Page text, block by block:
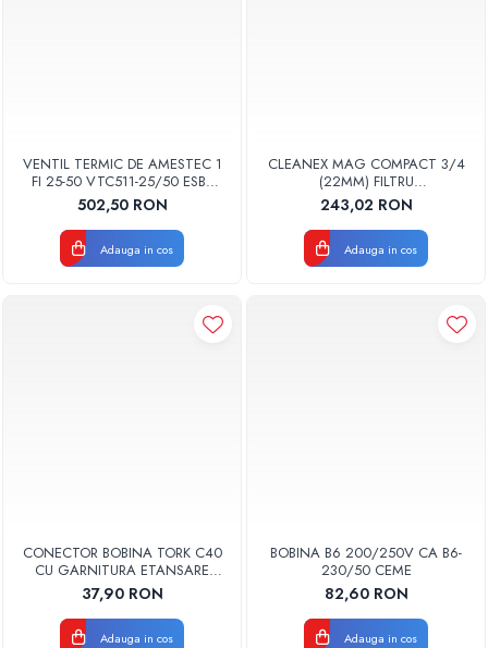
VENTIL TERMIC DE AMESTEC 1
FI 25-50 VTC511-25/50 ESBE
5102 0100
502,50 RON
Adauga in cos
CLEANEX MAG COMPACT 3/4
(22MM) FILTRU
ANTIMAGNETITA COMPACT
PENTRU INSTALTIA TERMICA
LBXMCOM022
243,02 RON
Adauga in cos
CONECTOR BOBINA TORK C40
CU GARNITURA ETANSARE
TORK
37,90 RON
Adauga in cos
BOBINA B6 200/250V CA B6-
230/50 CEME
82,60 RON
Adauga in cos